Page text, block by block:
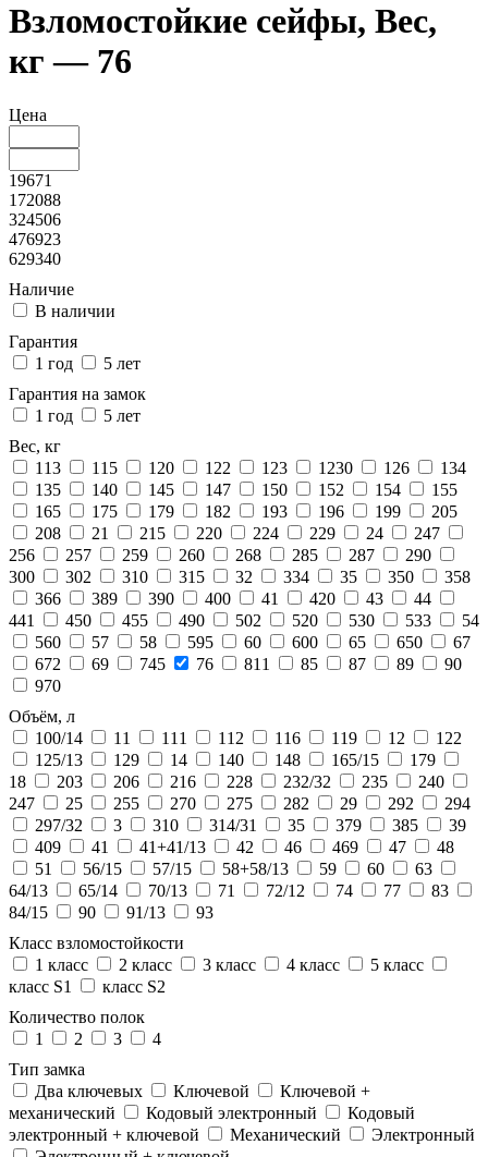
Взломостойкие сейфы, Вес,
кг — 76
Цена
19671
172088
324506
476923
629340
Наличие
В наличии
Гарантия
1 год
5 лет
Гарантия на замок
1 год
5 лет
Вес, кг
113
115 120 122 123 1230 126
134
135
140 145 147 150 152 154
155
165
175 179 182 193 196 199
205
208
21 215 220 224 229 24
247
256
257 259 260 268 285 287
290
300
302 310 315 32 334 35 350
358
366
389 390 400 41 420 43
44
441
450 455 490 502 520 530 533
54
560
57 58 595 60 600 65 650
67
672
69 745 76 811 85 87 89
90
970
Объём, л
100/14
11 111 112 116 119 12
122
125/13
129 14 140 148 165/15
179
18
203 206 216 228 232/32 235
240
247
25 255 270 275 282 29 292
294
297/32
3 310 314/31 35 379 385
39
409
41 41+41/13 42 46 469 47
48
51
56/15 57/15 58+58/13 59 60
63
64/13
65/14 70/13 71 72/12 74 77
83
84/15
90 91/13
93
Класс взломостойкости
1 класс
2 класс 3 класс 4 класс
5 класс
класс S1
класс S2
Количество полок
1
2 3
4
Тип замка
Два ключевых
Ключевой
Ключевой +
механический
Кодовый электронный
Кодовый
электронный + ключевой
Механический
Электронный